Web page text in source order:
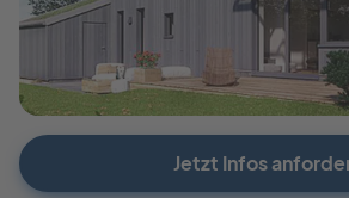
Jetzt Infos